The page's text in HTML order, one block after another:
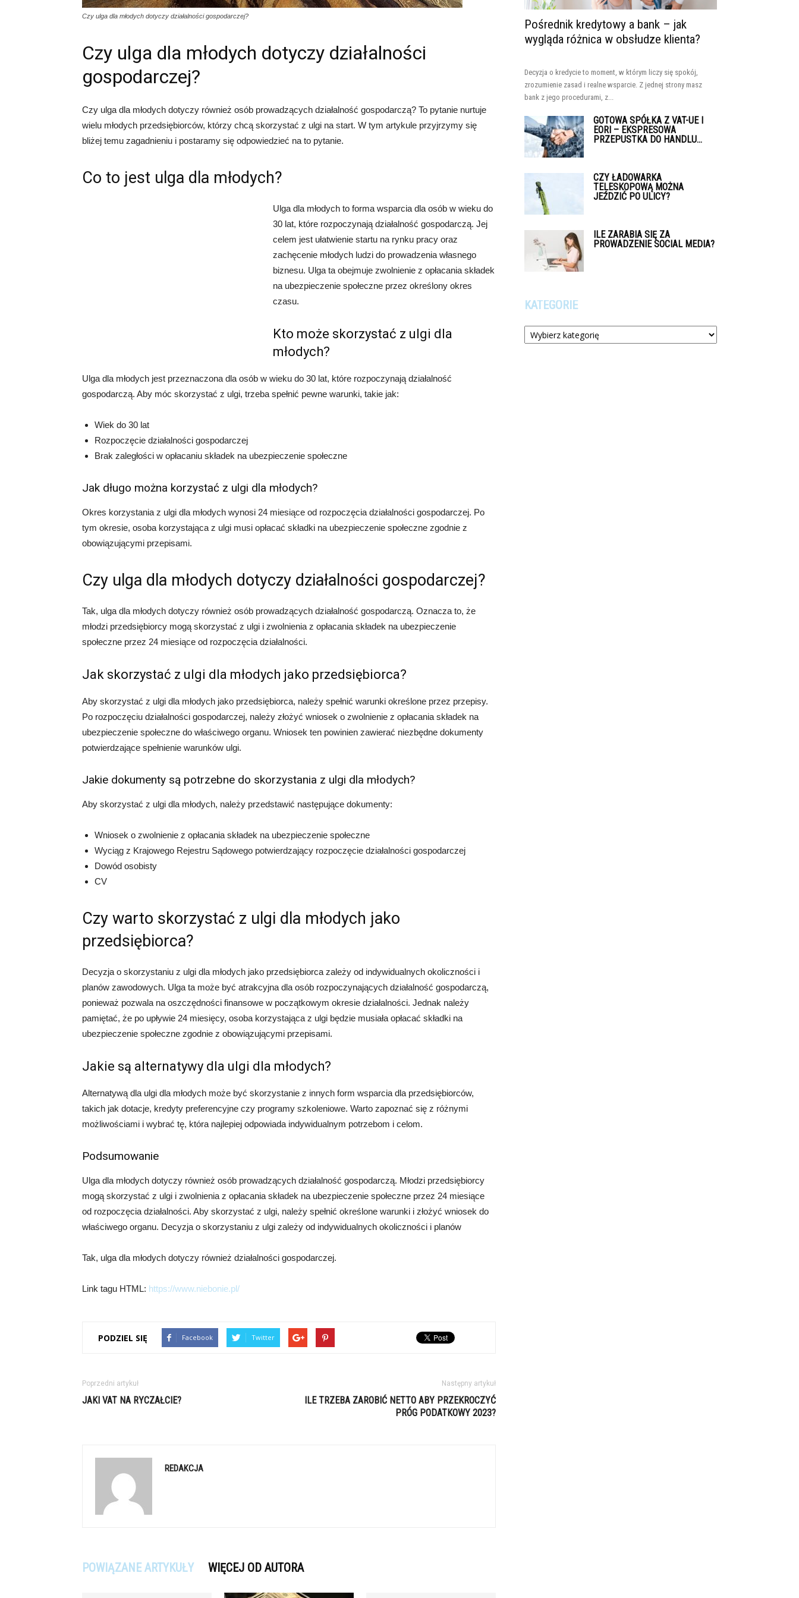
Czy ulga dla młodych dotyczy działalności gospodarczej?
Czy ulga dla młodych dotyczy działalności
gospodarczej?
Czy ulga dla młodych dotyczy również osób prowadzących działalność gospodarczą? To pytanie nurtuje
wielu młodych przedsiębiorców, którzy chcą skorzystać z ulgi na start. W tym artykule przyjrzymy się
bliżej temu zagadnieniu i postaramy się odpowiedzieć na to pytanie.
Co to jest ulga dla młodych?
Ulga dla młodych to forma wsparcia dla osób w wieku do
30 lat, które rozpoczynają działalność gospodarczą. Jej
celem jest ułatwienie startu na rynku pracy oraz
zachęcenie młodych ludzi do prowadzenia własnego
biznesu. Ulga ta obejmuje zwolnienie z opłacania składek
na ubezpieczenie społeczne przez określony okres
czasu.
Kto może skorzystać z ulgi dla
młodych?
Ulga dla młodych jest przeznaczona dla osób w wieku do 30 lat, które rozpoczynają działalność
gospodarczą. Aby móc skorzystać z ulgi, trzeba spełnić pewne warunki, takie jak:
Wiek do 30 lat
Rozpoczęcie działalności gospodarczej
Brak zaległości w opłacaniu składek na ubezpieczenie społeczne
Jak długo można korzystać z ulgi dla młodych?
Okres korzystania z ulgi dla młodych wynosi 24 miesiące od rozpoczęcia działalności gospodarczej. Po
tym okresie, osoba korzystająca z ulgi musi opłacać składki na ubezpieczenie społeczne zgodnie z
obowiązującymi przepisami.
Czy ulga dla młodych dotyczy działalności gospodarczej?
Tak, ulga dla młodych dotyczy również osób prowadzących działalność gospodarczą. Oznacza to, że
młodzi przedsiębiorcy mogą skorzystać z ulgi i zwolnienia z opłacania składek na ubezpieczenie
społeczne przez 24 miesiące od rozpoczęcia działalności.
Jak skorzystać z ulgi dla młodych jako przedsiębiorca?
Aby skorzystać z ulgi dla młodych jako przedsiębiorca, należy spełnić warunki określone przez przepisy.
Po rozpoczęciu działalności gospodarczej, należy złożyć wniosek o zwolnienie z opłacania składek na
ubezpieczenie społeczne do właściwego organu. Wniosek ten powinien zawierać niezbędne dokumenty
potwierdzające spełnienie warunków ulgi.
Jakie dokumenty są potrzebne do skorzystania z ulgi dla młodych?
Aby skorzystać z ulgi dla młodych, należy przedstawić następujące dokumenty:
Wniosek o zwolnienie z opłacania składek na ubezpieczenie społeczne
Wyciąg z Krajowego Rejestru Sądowego potwierdzający rozpoczęcie działalności gospodarczej
Dowód osobisty
CV
Czy warto skorzystać z ulgi dla młodych jako
przedsiębiorca?
Decyzja o skorzystaniu z ulgi dla młodych jako przedsiębiorca zależy od indywidualnych okoliczności i
planów zawodowych. Ulga ta może być atrakcyjna dla osób rozpoczynających działalność gospodarczą,
ponieważ pozwala na oszczędności finansowe w początkowym okresie działalności. Jednak należy
pamiętać, że po upływie 24 miesięcy, osoba korzystająca z ulgi będzie musiała opłacać składki na
ubezpieczenie społeczne zgodnie z obowiązującymi przepisami.
Jakie są alternatywy dla ulgi dla młodych?
Alternatywą dla ulgi dla młodych może być skorzystanie z innych form wsparcia dla przedsiębiorców,
takich jak dotacje, kredyty preferencyjne czy programy szkoleniowe. Warto zapoznać się z różnymi
możliwościami i wybrać tę, która najlepiej odpowiada indywidualnym potrzebom i celom.
Podsumowanie
Ulga dla młodych dotyczy również osób prowadzących działalność gospodarczą. Młodzi przedsiębiorcy
mogą skorzystać z ulgi i zwolnienia z opłacania składek na ubezpieczenie społeczne przez 24 miesiące
od rozpoczęcia działalności. Aby skorzystać z ulgi, należy spełnić określone warunki i złożyć wniosek do
właściwego organu. Decyzja o skorzystaniu z ulgi zależy od indywidualnych okoliczności i planów
Tak, ulga dla młodych dotyczy również działalności gospodarczej.
Link tagu HTML: https://www.niebonie.pl/
PODZIEL SIĘ Facebook Twitter
Poprzedni artykuł
JAKI VAT NA RYCZAŁCIE?
Następny artykuł
ILE TRZEBA ZAROBIĆ NETTO ABY PRZEKROCZYĆ
PRÓG PODATKOWY 2023?
REDAKCJA
POWIĄZANE ARTYKUŁY WIĘCEJ OD AUTORA
Pośrednik kredytowy a bank – jak
wygląda różnica w obsłudze klienta?
Decyzja o kredycie to moment, w którym liczy się spokój,
zrozumienie zasad i realne wsparcie. Z jednej strony masz
bank z jego procedurami, z...
GOTOWA SPÓŁKA Z VAT-UE I
EORI – EKSPRESOWA
PRZEPUSTKA DO HANDLU...
CZY ŁADOWARKA
TELESKOPOWĄ MOŻNA
JEŹDZIĆ PO ULICY?
ILE ZARABIA SIĘ ZA
PROWADZENIE SOCIAL MEDIA?
KATEGORIE
Kategorie